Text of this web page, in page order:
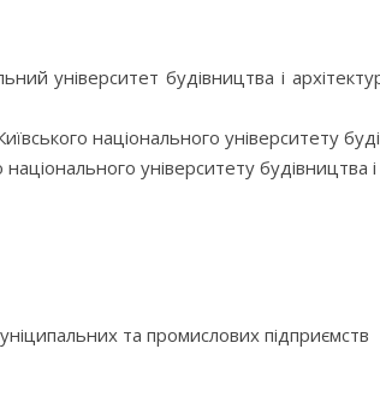
університет будівництва і
національного університету
університету будівництва і
та промислових підприємств